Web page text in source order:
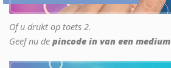
Of u drukt op toets 2.
Geef nu de pincode in van een medium